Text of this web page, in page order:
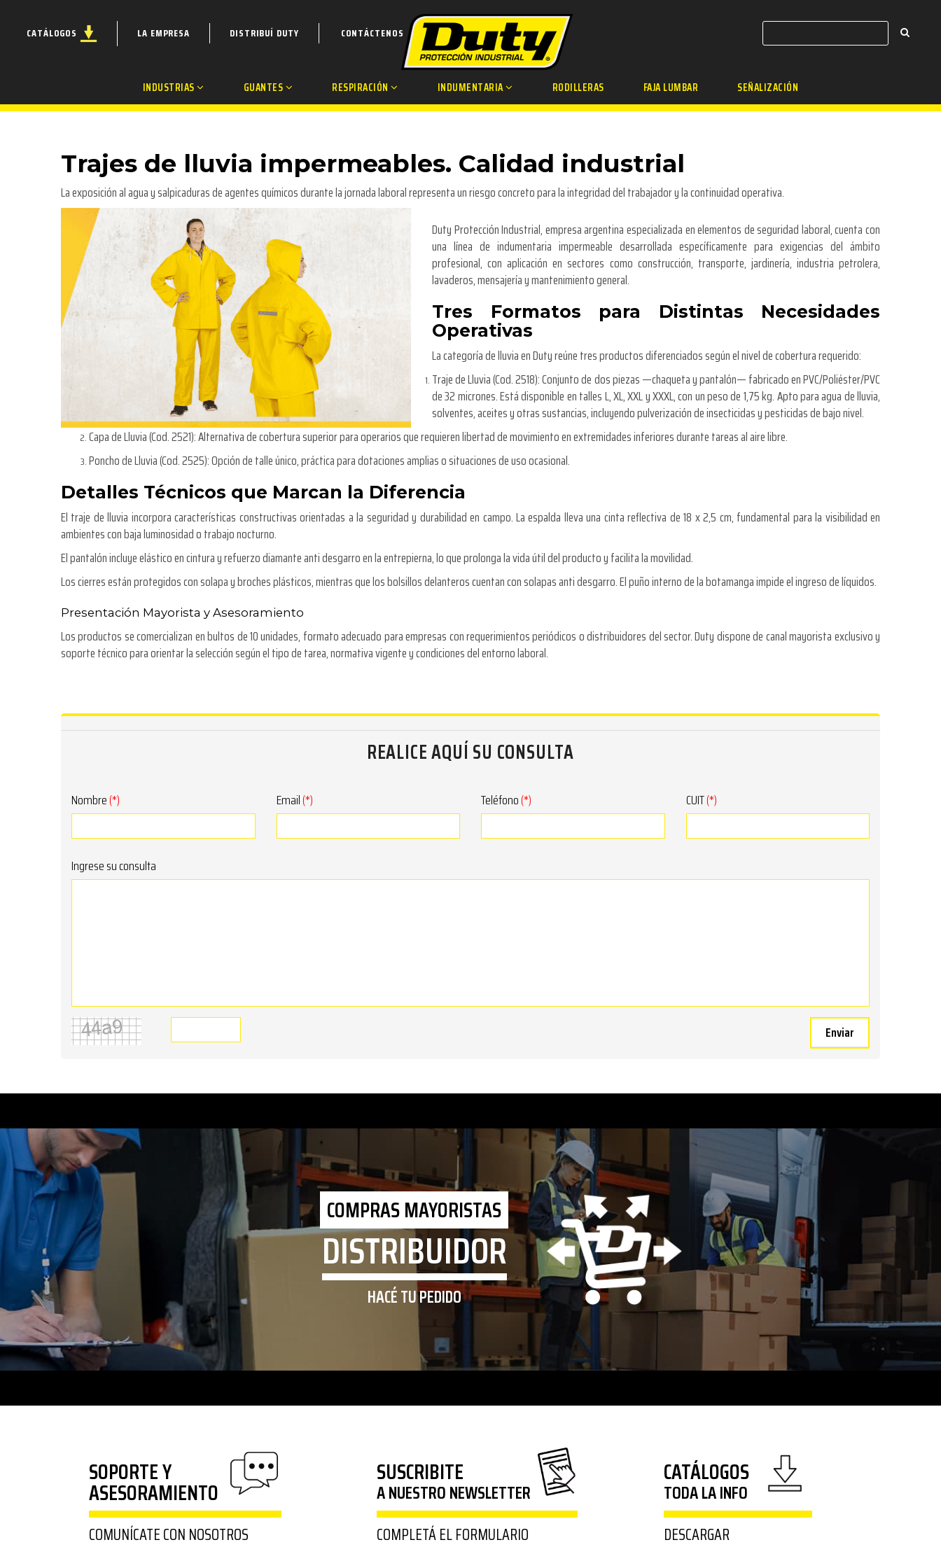
CATÁLOGOS LA EMPRESA DISTRIBUÍ DUTY CONTÁCTENOS
INDUSTRIAS GUANTES RESPIRACIÓN INDUMENTARIA RODILLERAS FAJA LUMBAR SEÑALIZACIÓN
Trajes de lluvia impermeables. Calidad industrial
La exposición al agua y salpicaduras de agentes químicos durante la jornada laboral representa un riesgo concreto para la integridad del trabajador y la continuidad operativa.
Duty Protección Industrial, empresa argentina especializada en elementos de seguridad laboral, cuenta con
una línea de indumentaria impermeable desarrollada específicamente para exigencias del ámbito
profesional, con aplicación en sectores como construcción, transporte, jardinería, industria petrolera,
lavaderos, mensajería y mantenimiento general.
Tres Formatos para Distintas Necesidades
Operativas
La categoría de lluvia en Duty reúne tres productos diferenciados según el nivel de cobertura requerido:
Traje de Lluvia (Cod. 2518):Conjunto de dos piezas —chaqueta y pantalón— fabricado en PVC/Poliéster/PVC
de 32 micrones. Está disponible en talles L, XL, XXL y XXXL, con un peso de 1,75 kg. Apto para agua de lluvia,
solventes, aceites y otras sustancias, incluyendo pulverización de insecticidas y pesticidas de bajo nivel.
Capa de Lluvia (Cod. 2521):Alternativa de cobertura superior para operarios que requieren libertad de movimiento en extremidades inferiores durante tareas al aire libre.
Poncho de Lluvia (Cod. 2525):Opción de talle único, práctica para dotaciones amplias o situaciones de uso ocasional.
Detalles Técnicos que Marcan la Diferencia
El traje de lluvia incorpora características constructivas orientadas a la seguridad y durabilidad en campo. La espalda lleva una cinta reflectiva de 18 x 2,5 cm, fundamental para la visibilidad en
ambientes con baja luminosidad o trabajo nocturno.
El pantalón incluye elástico en cintura y refuerzo diamante anti desgarro en la entrepierna, lo que prolonga la vida útil del producto y facilita la movilidad.
Los cierres están protegidos con solapa y broches plásticos, mientras que los bolsillos delanteros cuentan con solapas anti desgarro. El puño interno de la botamanga impide el ingreso de líquidos.
Presentación Mayorista y Asesoramiento
Los productos se comercializan en bultos de 10 unidades, formato adecuado para empresas con requerimientos periódicos o distribuidores del sector. Duty dispone de canal mayorista exclusivo y
soporte técnico para orientar la selección según el tipo de tarea, normativa vigente y condiciones del entorno laboral.
REALICE AQUÍ SU CONSULTA
Nombre(*) Email(*) Teléfono(*) CUIT(*)
Ingrese su consulta
Enviar
COMPRAS MAYORISTAS
DISTRIBUIDOR
HACÉ TU PEDIDO
SOPORTE Y
ASESORAMIENTO
COMUNÍCATE CON NOSOTROS
SUSCRIBITE
A NUESTRO NEWSLETTER
COMPLETÁ EL FORMULARIO
CATÁLOGOS
TODA LA INFO
DESCARGAR